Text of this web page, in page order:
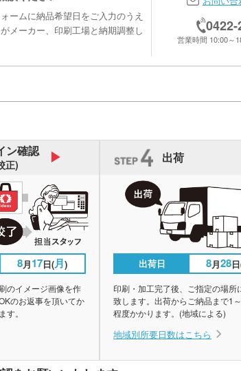
ームに納品希望日をご入力のうえ
メーカー、印刷工場と納期調整し
0422-
営業時間 10:00～
ン確認
正)
8月17日(月)
のイメージ画像を作
のお返事を頂いてか
す。
出荷
出荷日 8月28
印刷・加工完了後、ご指定の場所
致します。出荷からご納品まで1
程度かかります。(地域による)
地域別所要日数はこちら